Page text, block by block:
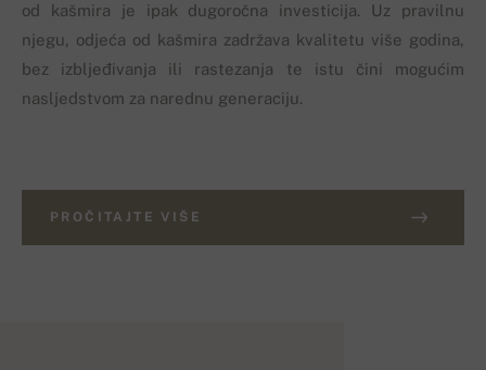
od kašmira je ipak dugoročna investicija. Uz pravilnu
njegu, odjeća od kašmira zadržava kvalitetu više godina,
bez izbljeđivanja ili rastezanja te istu čini mogućim
nasljedstvom za narednu generaciju.
PROČITAJTE VIŠE